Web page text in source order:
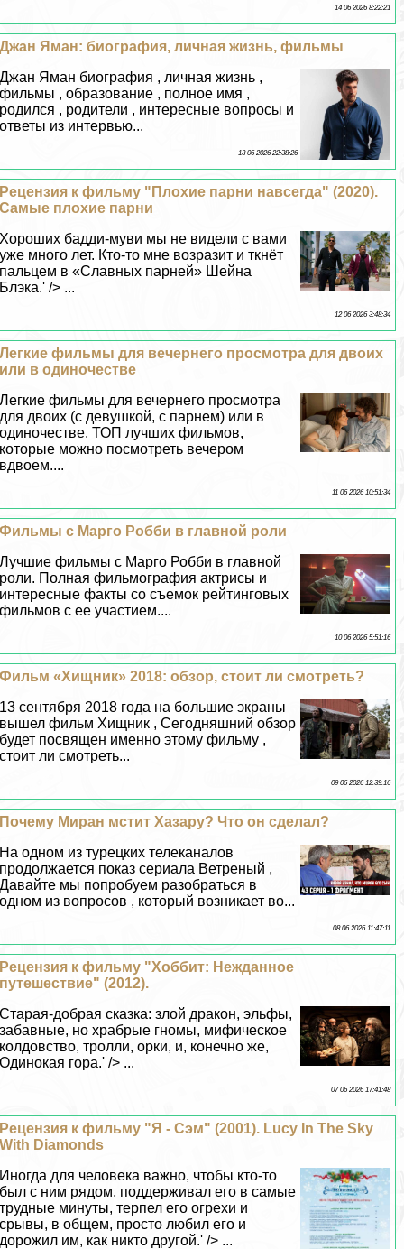
14 06 2026 8:22:21
Джан Яман: биография, личная жизнь, фильмы
Джан Яман биография , личная жизнь ,
фильмы , образование , полное имя ,
родился , родители , интересные вопросы и
ответы из интервью...
13 06 2026 22:38:26
Рецензия к фильму "Плохие парни навсегда" (2020).
Самые плохие парни
Хороших бадди-муви мы не видели с вами
уже много лет. Кто-то мне возразит и ткнёт
пальцем в «Славных парней» Шейна
Блэка.' /> ...
12 06 2026 3:48:34
Легкие фильмы для вечернего просмотра для двоих
или в одиночестве
Легкие фильмы для вечернего просмотра
для двоих (с дeвyшкой, с парнем) или в
одиночестве. ТОП лучших фильмов,
которые можно посмотреть вечером
вдвоем....
11 06 2026 10:51:34
Фильмы с Марго Робби в главной роли
Лучшие фильмы с Марго Робби в главной
роли. Полная фильмография актрисы и
интересные факты со съемок рейтинговых
фильмов с ее участием....
10 06 2026 5:51:16
Фильм «Хищник» 2018: обзор, стоит ли смотреть?
13 сентября 2018 года на большие экраны
вышел фильм Хищник , Сегодняшний обзор
будет посвящен именно этому фильму ,
стоит ли смотреть...
09 06 2026 12:39:16
Почему Миран мстит Хазару? Что он сделал?
На одном из турецких телеканалов
продолжается показ сериала Ветреный ,
Давайте мы попробуем разобраться в
одном из вопросов , который возникает во...
08 06 2026 11:47:11
Рецензия к фильму "Хоббит: Нежданное
путешествие" (2012).
Старая-добрая сказка: злой дpaкон, эльфы,
забавные, но храбрые гномы, мифическое
колдовство, тролли, орки, и, конечно же,
Одинокая гора.' /> ...
07 06 2026 17:41:48
Рецензия к фильму "Я - Сэм" (2001). Lucy In The Sky
With Diamonds
Иногда для человека важно, чтобы кто-то
был с ним рядом, поддерживал его в самые
трудные минуты, терпел его огрехи и
срывы, в общем, просто любил его и
дорожил им, как никто другой.' /> ...